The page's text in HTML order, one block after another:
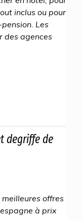
inclus ou pour
Les
des agences
degriffe de
offres
à prix